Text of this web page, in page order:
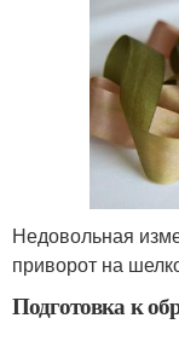
Недовольная
приворот на
Подготовка к